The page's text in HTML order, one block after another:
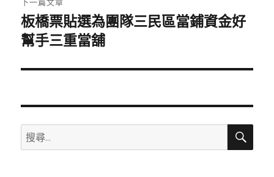
下
一
文
板橋票貼選為團隊三民區當鋪資金好
幫手三重當舖
搜
尋
搜